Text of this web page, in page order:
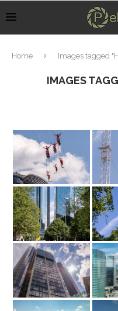
Home Images tagged
IMAGES